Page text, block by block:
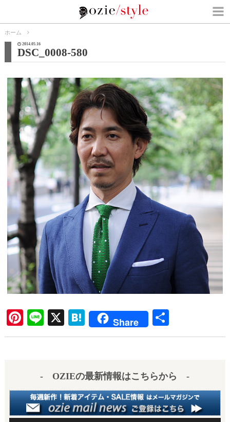
ホーム
2014.05.16
DSC_0008-580
Pi
nt
Li
ne
X
H
at
a
Share
有
- OZIEの最新情報はこちらから -